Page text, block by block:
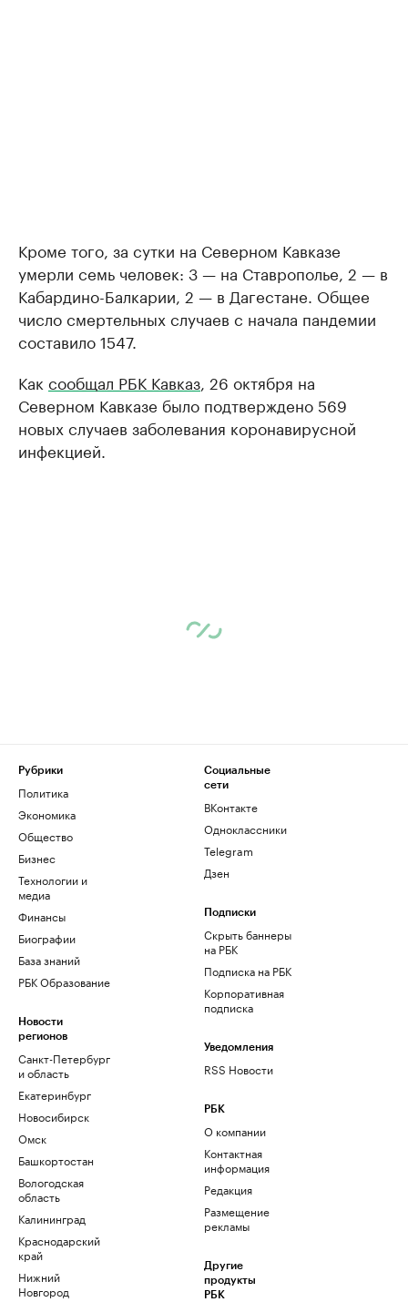
Кроме того, за сутки на Северном Кавказе
умерли семь человек: 3 — на Ставрополье, 2 — в
Кабардино-Балкарии, 2 — в Дагестане. Общее
число смертельных случаев с начала пандемии
составило 1547.
Как сообщал РБК Кавказ, 26 октября на
Северном Кавказе было подтверждено 569
новых случаев заболевания коронавирусной
инфекцией.
Рубрики
Политика
Экономика
Общество
Бизнес
Технологии и
медиа
Финансы
Биографии
База знаний
РБК Образование
Новости
регионов
Санкт-Петербург
и область
Екатеринбург
Новосибирск
Омск
Башкортостан
Вологодская
область
Калининград
Краснодарский
край
Нижний
Новгород
Социальные
сети
ВКонтакте
Одноклассники
Telegram
Дзен
Подписки
Скрыть баннеры
на РБК
Подписка на РБК
Корпоративная
подписка
Уведомления
RSS Новости
РБК
О компании
Контактная
информация
Редакция
Размещение
рекламы
Другие
продукты
РБК